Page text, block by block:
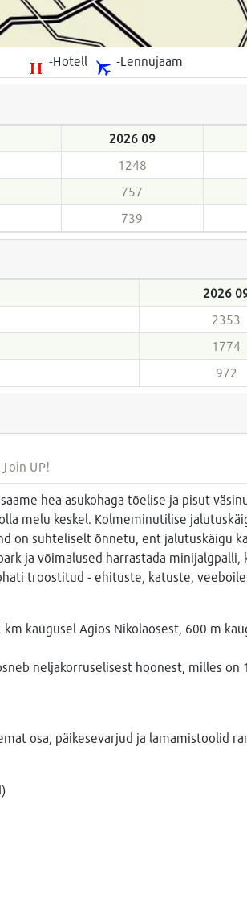
-Hotell -Lennujaam
2026 09
1248
757
739
2026
2353
1774
972
Join UP!
hea asukohaga tõelise ja pisut
melu keskel. Kolmeminutilise
on suhteliselt õnnetu, ent jalutuskäigu
ja võimalused harrastada
troostitud - ehituste, katuste,
kaugusel Agios Nikolaosest, 600 m
neljakorruselisest hoonest, milles
osa, päikesevarjud ja lamamistoolid